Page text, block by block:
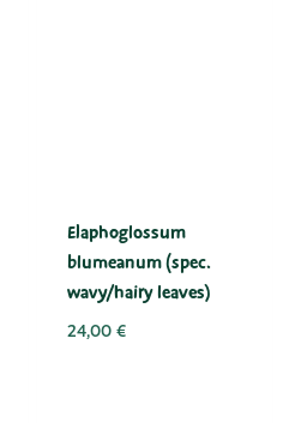
Elaphoglossum
blumeanum (spec.
wavy/hairy leaves)
24,00 €